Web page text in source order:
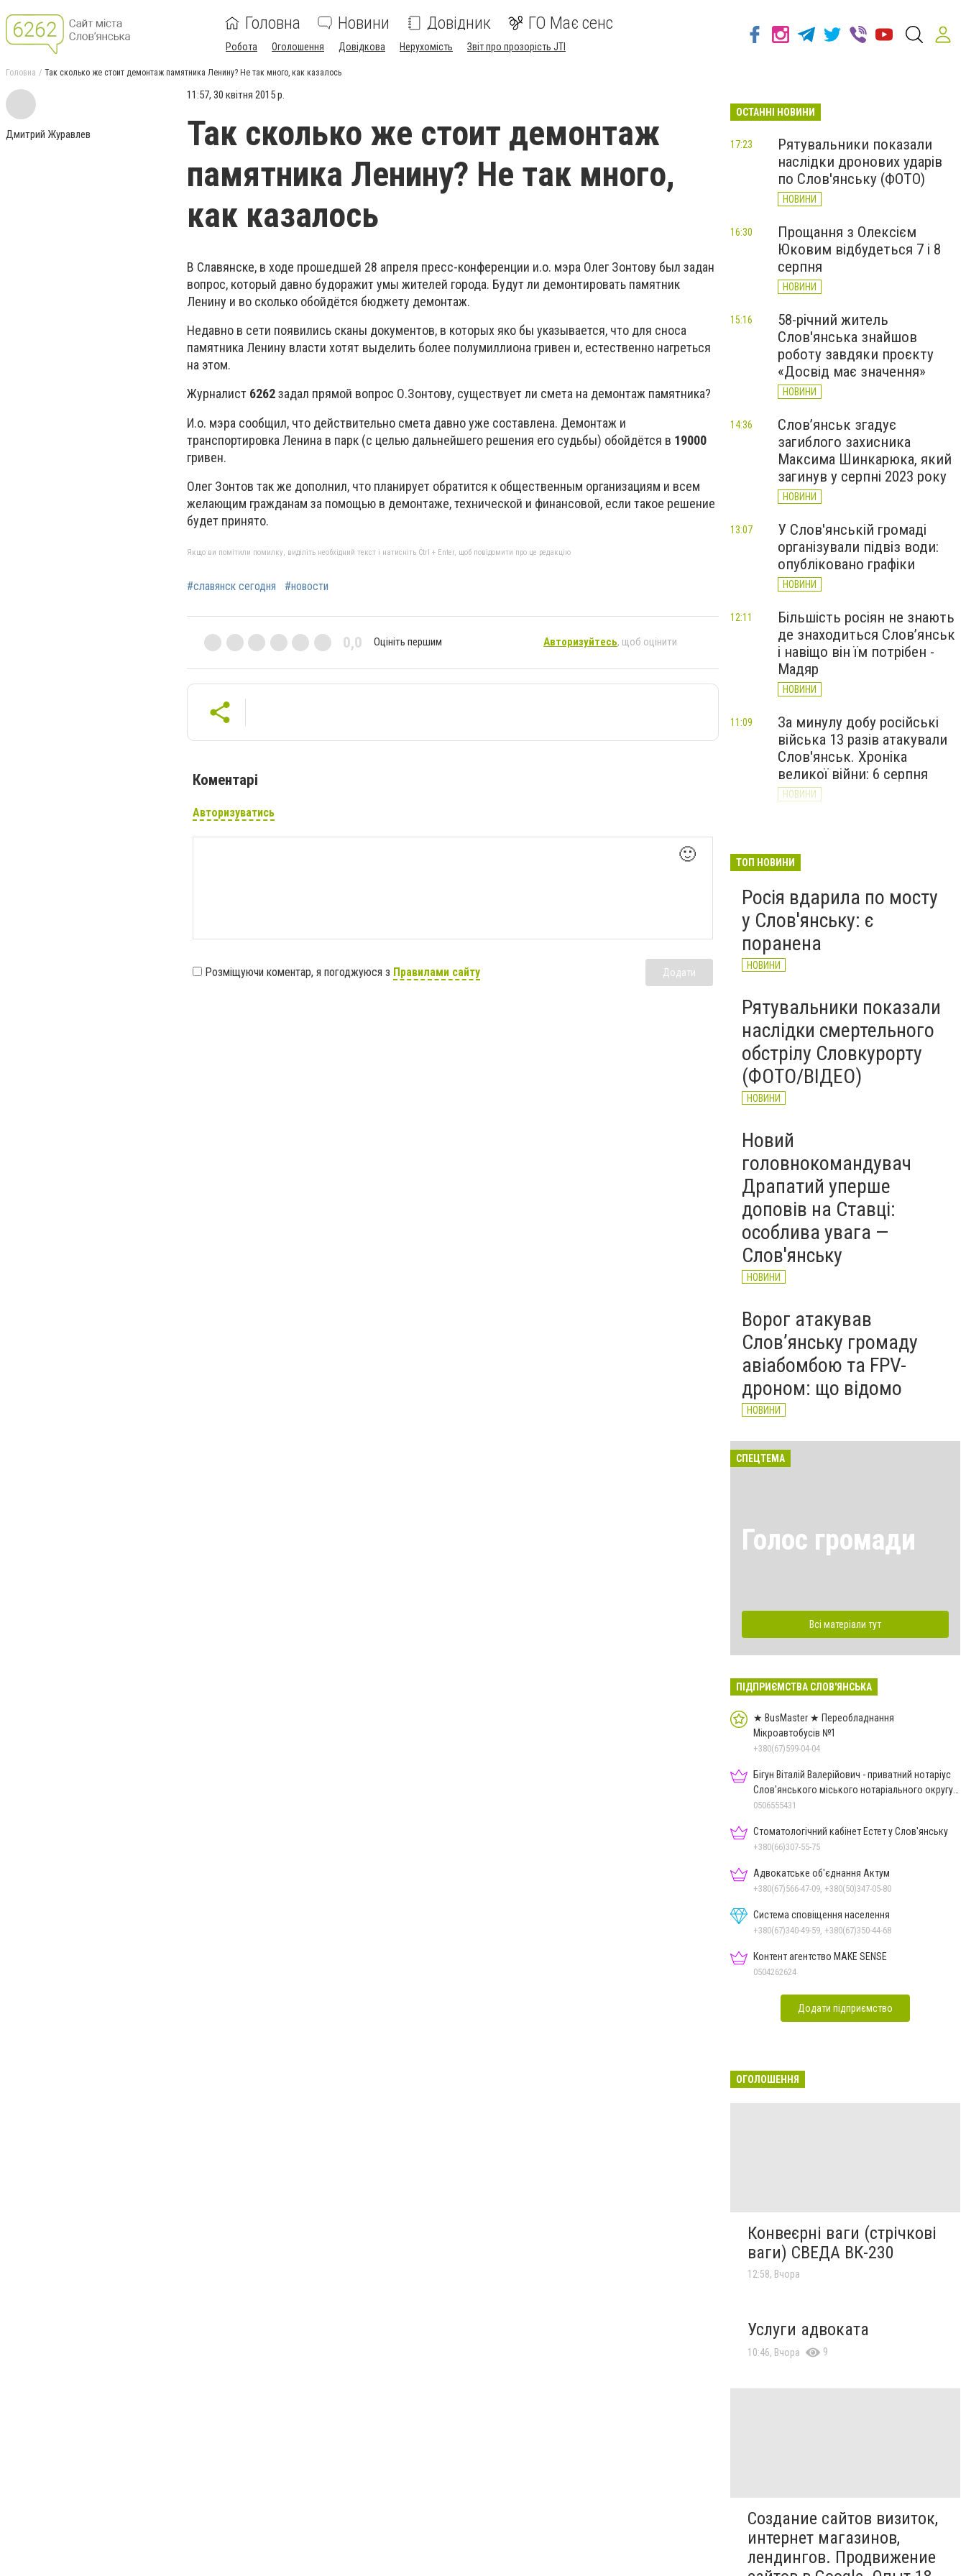
Головна Новини Довідник ГО Має сенс
Робота Оголошення Довідкова Нерухомість Звіт про прозорість JTI
Головна Так сколько же стоит демонтаж памятника Ленину? Не так много, как казалось
Дмитрий Журавлев
11:57, 30 квітня 2015 р.
Так сколько же стоит демонтаж
памятника Ленину? Не так много,
как казалось
В Славянске, в ходе прошедшей 28 апреля пресс-конференции и.о. мэра Олег Зонтову был задан
вопрос, который давно будоражит умы жителей города. Будут ли демонтировать памятник
Ленину и во сколько обойдётся бюджету демонтаж.
Недавно в сети появились сканы документов, в которых яко бы указывается, что для сноса
памятника Ленину власти хотят выделить более полумиллиона гривен и, естественно нагреться
на этом.
Журналист 6262задал прямой вопрос О.Зонтову, существует ли смета на демонтаж памятника?
И.о. мэра сообщил, что действительно смета давно уже составлена. Демонтаж и
транспортировка Ленина в парк (с целью дальнейшего решения его судьбы) обойдётся в 19000
гривен.
Олег Зонтов так же дополнил, что планирует обратится к общественным организациям и всем
желающим гражданам за помощью в демонтаже, технической и финансовой, если такое решение
будет принято.
Якщо ви помітили помилку, виділіть необхідний текст і натисніть Ctrl + Enter, щоб повідомити про це редакцію
#славянск сегодня #новости
0,0 Оцініть першим Авторизуйтесь, щоб оцінити
Коментарі
Авторизуватись
🙂
Розміщуючи коментар, я погоджуюся з Правилами сайту Додати
ОСТАННІ НОВИНИ
Рятувальники показали
наслідки дронових ударів
по Слов'янську (ФОТО)
НОВИНИ
17:23
Прощання з Олексієм
Юковим відбудеться 7 і 8
серпня
НОВИНИ
16:30
58-річний житель
Слов'янська знайшов
роботу завдяки проєкту
«Досвід має значення»
НОВИНИ
15:16
Слов’янськ згадує
загиблого захисника
Максима Шинкарюка, який
загинув у серпні 2023 року
НОВИНИ
14:36
У Слов'янській громаді
організували підвіз води:
опубліковано графіки
НОВИНИ
13:07
Більшість росіян не знають
де знаходиться Слов’янськ
і навіщо він їм потрібен -
Мадяр
НОВИНИ
12:11
За минулу добу російські
війська 13 разів атакували
Слов'янськ. Хроніка
великої війни: 6 серпня
НОВИНИ
11:09
Донецькоблгаз припиняє
районів
НОВИНИ
ТОП НОВИНИ
Росія вдарила по мосту
у Слов'янську: є
поранена
НОВИНИ
Рятувальники показали
наслідки смертельного
обстрілу Словкурорту
(ФОТО/ВІДЕО)
НОВИНИ
Новий
головнокомандувач
Драпатий уперше
доповів на Ставці:
особлива увага —
Слов'янську
НОВИНИ
Ворог атакував
Слов’янську громаду
авіабомбою та FPV-
дроном: що відомо
НОВИНИ
СПЕЦТЕМА
Голос громади
Всі матеріали тут
ПІДПРИЄМСТВА СЛОВ'ЯНСЬКА
★ BusMaster ★ Переобладнання
Мікроавтобусів №1
+380(67)599-04-04
Бігун Віталій Валерійович - приватний нотаріус
Слов'янського міського нотаріального округу
Дон.обл.
0506555431
Стоматологічний кабінет Естет у Слов'янську
+380(66)307-55-75
Адвокатське об'єднання Актум
+380(67)566-47-09, +380(50)347-05-80
Система сповіщення населення
+380(67)340-49-59, +380(67)350-44-68
Контент агентство MAKE SENSE
0504262624
Додати підприємство
ОГОЛОШЕННЯ
Конвеєрні ваги (стрічкові
ваги) СВЕДА ВК-230
12:58, Вчора
Услуги адвоката
10:46, Вчора 9
Создание сайтов визиток,
интернет магазинов,
лендингов. Продвижение